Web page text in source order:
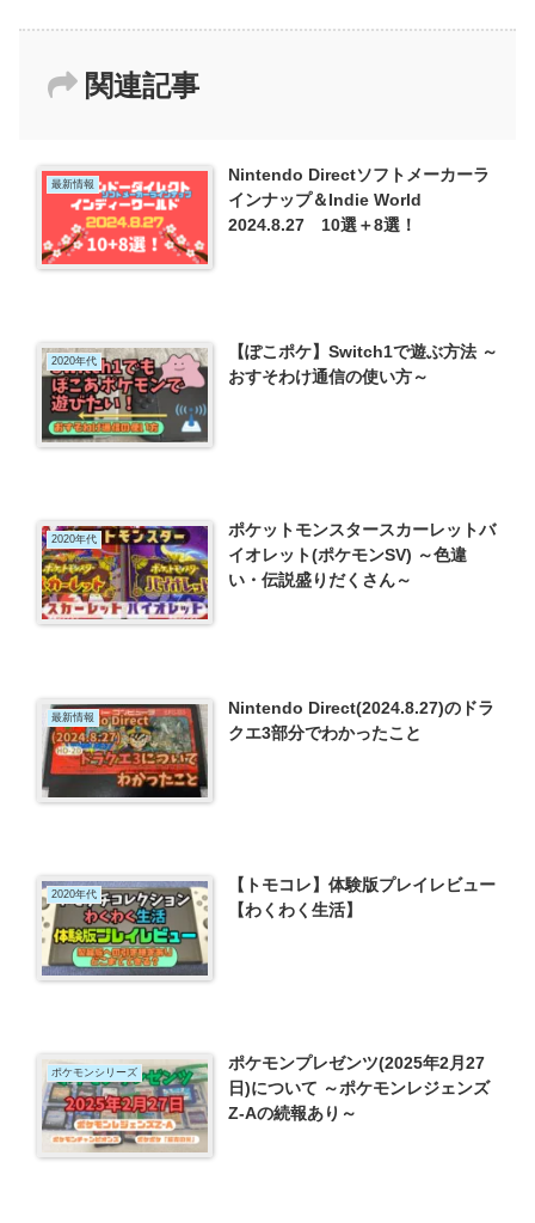
関連記事
最新情報
Nintendo Directソフトメーカーラ
インナップ＆Indie World
2024.8.27 10選＋8選！
2020年代
【ぽこポケ】Switch1で遊ぶ方法 ～
おすそわけ通信の使い方～
2020年代
ポケットモンスタースカーレットバ
イオレット(ポケモンSV) ～色違
い・伝説盛りだくさん～
最新情報
Nintendo Direct(2024.8.27)のドラ
クエ3部分でわかったこと
2020年代
【トモコレ】体験版プレイレビュー
【わくわく生活】
ポケモンシリーズ
ポケモンプレゼンツ(2025年2月27
日)について ～ポケモンレジェンズ
Z-Aの続報あり～